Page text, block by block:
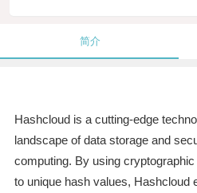
简介
Hashcloud is a cutting-edge
landscape of data storage and
computing. By using
to unique hash values, Hashcloud